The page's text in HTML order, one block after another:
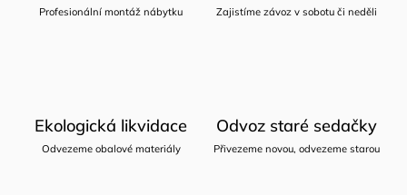
Profesionální montáž nábytku Zajistíme závoz v sobotu či neděli
Ekologická likvidace
Odvezeme obalové materiály
Odvoz staré sedačky
Přivezeme novou, odvezeme starou